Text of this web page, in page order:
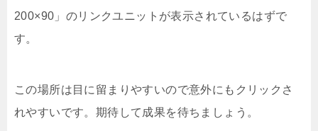
200×90」のリンクユニットが表示されているはずで
す。
この場所は目に留まりやすいので意外にもクリックさ
れやすいです。期待して成果を待ちましょう。